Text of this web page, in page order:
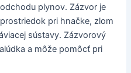
plynov. Zázvor je
pri hnačke, zlom
sústavy. Zázvorový
a môže pomôcť pri